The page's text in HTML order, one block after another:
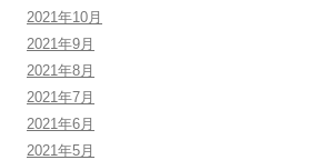
2021年10月
2021年9月
2021年8月
2021年7月
2021年6月
2021年5月